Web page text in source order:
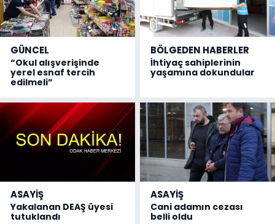
GÜNCEL
“Okul alışverişinde
yerel esnaf tercih
edilmeli”
BÖLGEDEN HABERLER
İhtiyaç sahiplerinin
yaşamına dokundular
ASAYİŞ
Yakalanan DEAŞ üyesi
tutuklandı
ASAYİŞ
Cani adamın cezası
belli oldu